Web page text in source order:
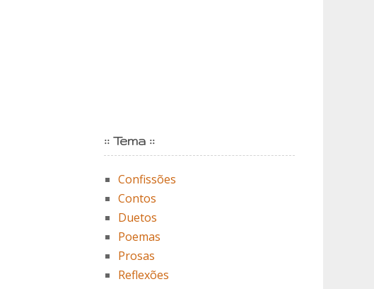
:: Tema ::
Confissões
Contos
Duetos
Poemas
Prosas
Reflexões